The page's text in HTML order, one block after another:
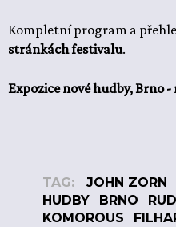
Kompletní program a
stránkách festivalu.
Expozice nové hudby, Brno -
TAG: JOHN ZORN
HUDBY
BRNO
KOMOROUS